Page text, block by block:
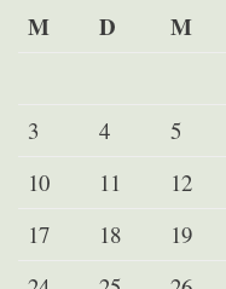
M D M
3
4 5
10
11 12
17
18 19